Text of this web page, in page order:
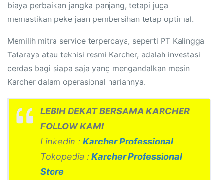
biaya perbaikan jangka panjang, tetapi juga
memastikan pekerjaan pembersihan tetap optimal.
Memilih mitra service terpercaya, seperti PT Kalingga
Tataraya atau teknisi resmi Karcher, adalah investasi
cerdas bagi siapa saja yang mengandalkan mesin
Karcher dalam operasional hariannya.
LEBIH DEKAT BERSAMA KARCHER
FOLLOW KAMI
Linkedin : Karcher Professional
Tokopedia : Karcher Professional
Store